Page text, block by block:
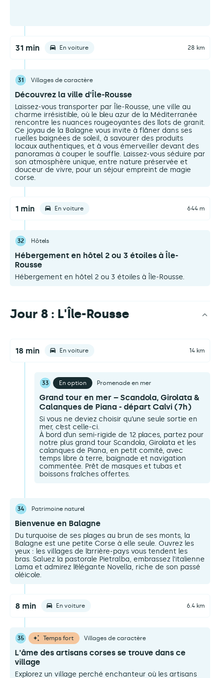
31 min En voiture 28 km
31 Villages de caractère
Découvrez la ville d'Île-Rousse
Laissez-vous transporter par Île-Rousse, une ville au
charme irrésistible, où le bleu azur de la Méditerranée
rencontre les nuances rougeoyantes des îlots de granit.
Ce joyau de la Balagne vous invite à flâner dans ses
ruelles baignées de soleil, à savourer des produits
locaux authentiques, et à vous émerveiller devant des
panoramas à couper le souffle. Laissez-vous séduire par
son atmosphère unique, entre nature préservée et
douceur de vivre, pour un séjour empreint de magie
corse.
1 min En voiture 644 m
32 Hôtels
Hébergement en hôtel 2 ou 3 étoiles à Île-
Rousse
Hébergement en hôtel 2 ou 3 étoiles à Île-Rousse.
Jour 8 : L'Île-Rousse
18 min En voiture 14 km
33 En option Promenade en mer
Grand tour en mer – Scandola, Girolata &
Calanques de Piana - départ Calvi (7h)
Si vous ne deviez choisir qu’une seule sortie en
mer, c’est celle-ci.
À bord d’un semi-rigide de 12 places, partez pour
notre plus grand tour Scandola, Girolata et les
calanques de Piana, en petit comité, avec
temps libre à terre, baignade et navigation
commentée. Prêt de masques et tubas et
boissons fraîches offertes.
34 Patrimoine naturel
Bienvenue en Balagne
Du turquoise de ses plages au brun de ses monts, la
Balagne est une petite Corse à elle seule. Ouvrez les
yeux : les villages de l’arrière-pays vous tendent les
bras. Saluez la pastorale Pietralba, embrassez l’italienne
Lama et admirez l’élégante Novella, riche de son passé
oléicole.
8 min En voiture 6.4 km
35 Temps fort Villages de caractère
L'âme des artisans corses se trouve dans ce
village
Explorez un village perché enchanteur où les artisans